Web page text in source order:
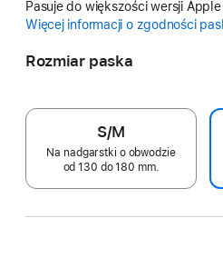
Pasuje do większości wersji
Więcej informacji o zgodności
Rozmiar paska
S/M
Na nadgarstki o obwodzie
od 130 do 180 mm.